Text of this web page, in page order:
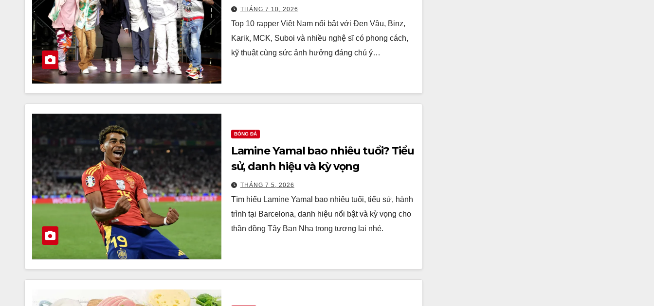
THÁNG 7 10, 2026
Top 10 rapper Việt Nam nổi bật với Đen Vâu, Binz,
Karik, MCK, Suboi và nhiều nghệ sĩ có phong cách,
kỹ thuật cùng sức ảnh hưởng đáng chú ý…
BÓNG ĐÁ
Lamine Yamal bao nhiêu tuổi? Tiểu
sử, danh hiệu và kỳ vọng
THÁNG 7 5, 2026
Tìm hiểu Lamine Yamal bao nhiêu tuổi, tiểu sử, hành
trình tại Barcelona, danh hiệu nổi bật và kỳ vọng cho
thần đồng Tây Ban Nha trong tương lai nhé.